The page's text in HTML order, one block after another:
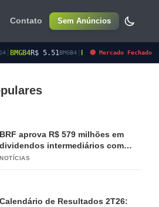
Contato Sem Anúncios
|BRAP4R$ 22.00BRAP4 | BRSR3R$ 17.70BRSR3
🔴 Mercado Fechado
BRF aprova R$ 579 milhões em
dividendos intermediários com
pagamento em 2026
NOTÍCIAS
Calendário de Resultados 2T26: